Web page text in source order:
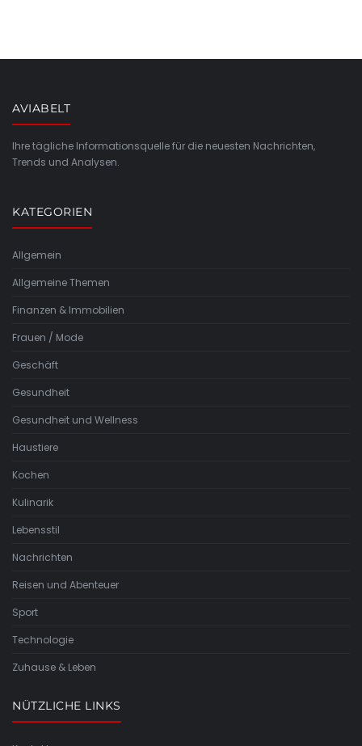
AVIABELT
Ihre tägliche Informationsquelle für die neuesten Nachrichten,
Trends und Analysen.
KATEGORIEN
Allgemein
Allgemeine Themen
Finanzen & Immobilien
Frauen / Mode
Geschäft
Gesundheit
Gesundheit und Wellness
Haustiere
Kochen
Kulinarik
Lebensstil
Nachrichten
Reisen und Abenteuer
Sport
Technologie
Zuhause & Leben
NÜTZLICHE LINKS